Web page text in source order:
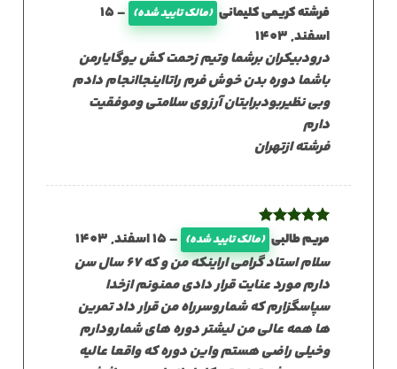
نمره5از
فرشته کریمی کلیمانی (مالک تایید شده) –
15
اسفند, 1403
درودبیکران برشما وتیم زحمت کش یوگایارمن
باشما دوره بدن خوش فرم راتااینجاانجام دادم
وبی نظیربودبرایتان آرزوی سلامتی وموفقیت
دارم
فرشته ازتهران
نمره5از
مریم طالبی (مالک تایید شده) –15 اسفند, 1403
سلام استاد گرامی اراینکه من و که ۶۷ سال سن
دارم مورد عنایت قرار دادی ممنونم ازخدا
سپاسگزارم که شماروسرراه من قرار داد تمرین
ها همه عالی من لیشتر دوره های شمارودارم
وخیلی راضی هستم واین دوره که واقعا عالیه